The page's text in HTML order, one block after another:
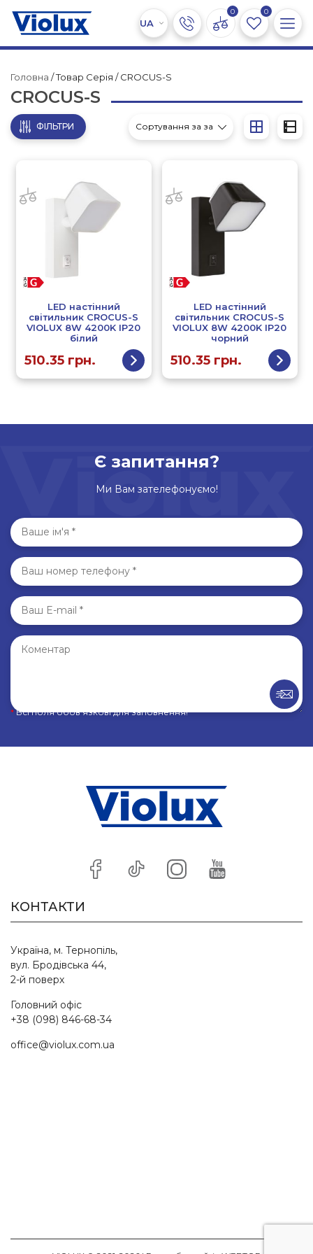
0 0
Головна / Товар Серія / CROCUS-S
CROCUS-S
ФІЛЬТРИ
LED настінний
світильник CROCUS-S
VIOLUX 8W 4200K IP20
білий
510.35 грн.
LED настінний
світильник CROCUS-S
VIOLUX 8W 4200K IP20
чорний
510.35 грн.
Є запитання?
Ми Вам зателефонуємо!
*Всі поля обов’язкові для заповнення!
КОНТАКТИ
Україна, м. Тернопіль,
вул. Бродівська 44,
2-й поверх
Головний офіс
+38 (098) 846-68-34
office@violux.com.ua